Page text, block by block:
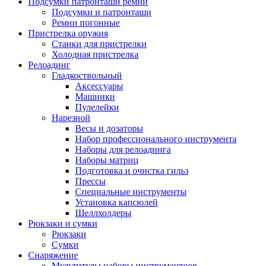
Подсумки и патронташи
Ремни погонные
Пристрелка оружия
Станки для пристрелки
Холодная пристрелка
Релоадинг
Гладкоствольный
Аксессуары
Машинки
Пулелейки
Нарезной
Весы и дозаторы
Набор профессионального инструмента
Наборы для релоадинга
Наборы матриц
Подготовка и очистка гильз
Прессы
Специальные инструменты
Установка капсюлей
Шеллхолдеры
Рюкзаки и сумки
Рюкзаки
Сумки
Снаряжение